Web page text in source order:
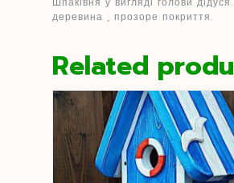
деревина , прозоре покриття.
Related